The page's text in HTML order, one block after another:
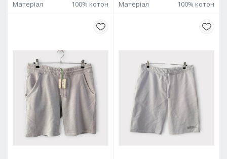
Матеріал 100% котон Матеріал 100% котон